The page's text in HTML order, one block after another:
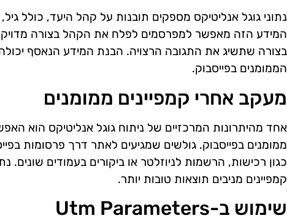
נתוני גוגל אנליטיקס מספקים תובנות על קהל היעד, כולל גיל,
המידע הזה מאפשר למפרסמים לפלח את הקהל בצורה
בצורה שתשיג את התגובה הרצויה. הבנת המידע הנאסף
הממומנים בפייסבוק.
מעקב אחרי קמפיינים ממומנים
אחד מהיתרונות המרכזיים של ניתוח גוגל אנליטיקס הוא
ממומנים בפייסבוק. גולשים שמגיעים לאתר דרך פרסומות
כגון רכישות, הרשמות לניוזלטר או ביקורים בעמודים שונים.
קמפיינים מניבים תוצאות טובות יותר.
שימוש ב-Utm Parameters